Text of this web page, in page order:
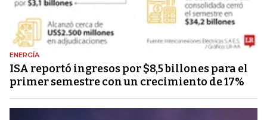
ENERGÍA
ISA reportó ingresos por $8,5 billones para el
primer semestre con un crecimiento de 17%